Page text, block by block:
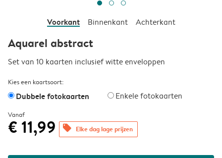
Voorkant Binnenkant Achterkant
Aquarel abstract
Set van 10 kaarten inclusief witte enveloppen
Kies een kaartsoort:
Dubbele fotokaarten Enkele fotokaarten
Vanaf
€ 11,99 offers Elke dag lage prijzen